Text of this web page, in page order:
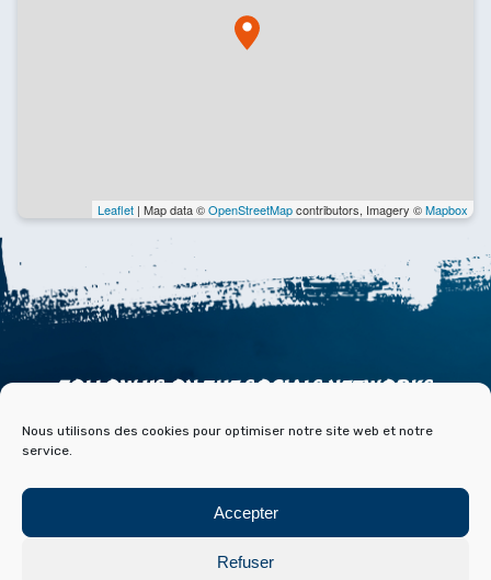
Nous utilisons des cookies pour optimiser notre site web et notre
service.
Accepter
Refuser
Leaflet | Map data ©OpenStreetMapcontributors, Imagery ©Mapbox
FOLLOW US ON THE SOCIALS NETWORKS
PARTNERS